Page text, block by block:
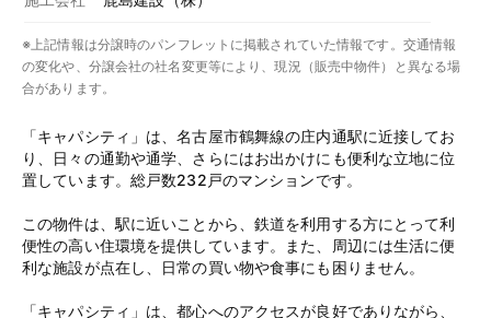
※上記情報は分譲時のパンフレットに掲載されていた情報です。交通情報
の変化や、分譲会社の社名変更等により、現況（販売中物件）と異なる場
合があります。
「キャパシティ」は、名古屋市鶴舞線の庄内通駅に近接してお
り、日々の通勤や通学、さらにはお出かけにも便利な立地に位
置しています。総戸数232戸のマンションです。
この物件は、駅に近いことから、鉄道を利用する方にとって利
便性の高い住環境を提供しています。また、周辺には生活に便
利な施設が点在し、日常の買い物や食事にも困りません。
「キャパシティ」は、都心へのアクセスが良好でありながら、